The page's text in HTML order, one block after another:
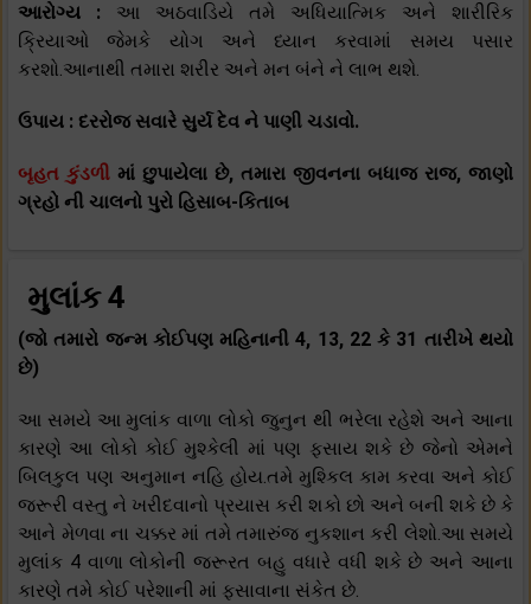
આરોગ્ય : આ અઠવાડિયે તમે અધિયાત્મિક અને શારીરિક
ક્રિયાઓ જેમકે યોગ અને ધ્યાન કરવામાં સમય પસાર
કરશો.આનાથી તમારા શરીર અને મન બંને ને લાભ થશે.
ઉપાય : દરરોજ સવારે સુર્ય દેવ ને પાણી ચડાવો.
બૃહત કુંડળી માં છુપાયેલા છે, તમારા જીવનના બધાજ રાજ, જાણો
ગ્રહો ની ચાલનો પુરો હિસાબ-કિતાબ
મુલાંક 4
(જો તમારો જન્મ કોઈપણ મહિનાની 4, 13, 22 કે 31 તારીખે થયો
છે)
આ સમયે આ મુલાંક વાળા લોકો જુનુન થી ભરેલા રહેશે અને આના
કારણે આ લોકો કોઈ મુશ્કેલી માં પણ ફસાય શકે છે જેનો એમને
બિલકુલ પણ અનુમાન નહિ હોય.તમે મુશ્કિલ કામ કરવા અને કોઈ
જરૂરી વસ્તુ ને ખરીદવાનો પ્રયાસ કરી શકો છો અને બની શકે છે કે
આને મેળવા ના ચક્કર માં તમે તમારુંજ નુકશાન કરી લેશો.આ સમયે
મુલાંક 4 વાળા લોકોની જરૂરત બહુ વધારે વધી શકે છે અને આના
કારણે તમે કોઈ પરેશાની માં ફસાવાના સંકેત છે.